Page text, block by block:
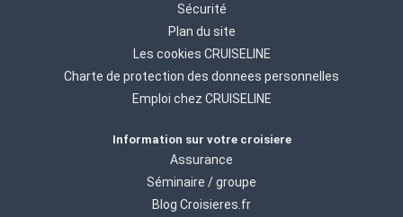
Sécurité
Plan du site
Les cookies CRUISELINE
Charte de protection des donnees personnelles
Emploi chez CRUISELINE
Information sur votre croisiere
Assurance
Séminaire / groupe
Blog Croisieres.fr